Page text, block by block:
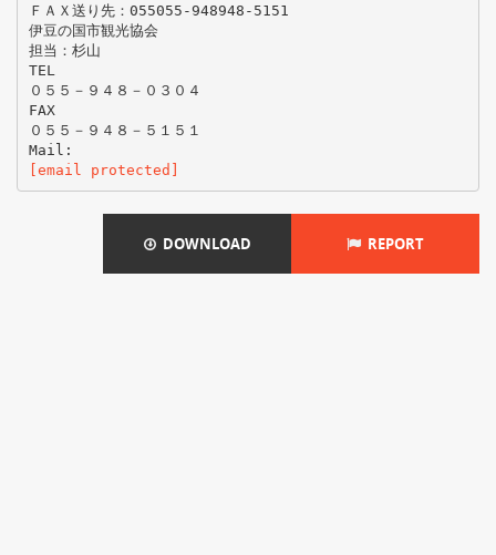
ＦＡＸ送り先：055055-948948-5151
伊豆の国市観光協会
担当：杉山
TEL
０５５－９４８－０３０４
FAX
０５５－９４８－５１５１
[email protected]
DOWNLOAD REPORT